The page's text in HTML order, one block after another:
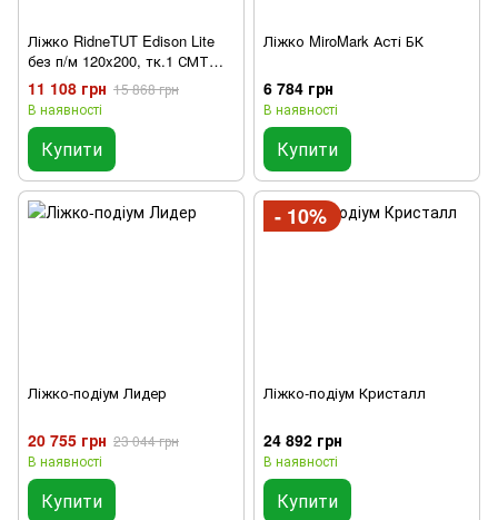
Ліжко RidneTUT Edison Lite
без п/м 120x200, тк.1 СМТ
Polo 02 Світло-бежевий
11 108 грн 15 868 грн
В наявності
Купити
Ліжко MiroMark Асті БК
6 784 грн
В наявності
Купити
Ліжко-подіум Лидер
20 755 грн 23 044 грн
В наявності
Купити
- 10%
Ліжко-подіум Кристалл
24 892 грн
В наявності
Купити